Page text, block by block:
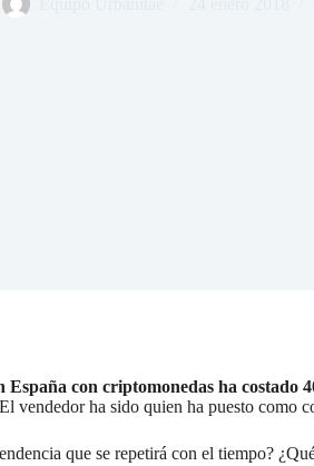
con criptomonedas ha costado
vendedor ha sido quien ha puesto como
que se repetirá con el tiempo?